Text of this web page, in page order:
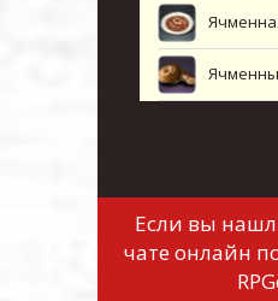
Если вы
чате онлайн